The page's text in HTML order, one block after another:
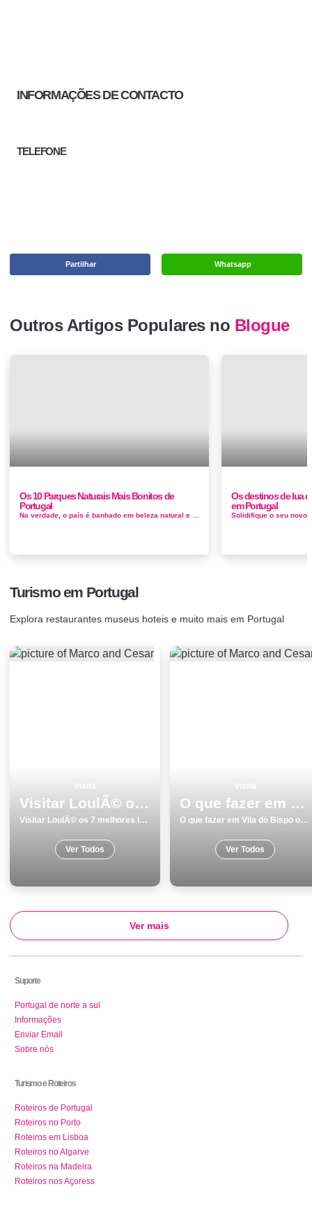
INFORMAÇÕES DE CONTACTO
TELEFONE
Whatsapp
Partilhar
Outros Artigos Populares no Blogue
Os 10 Parques Naturais Mais Bonitos de
Portugal
Na verdade, o país é banhado em beleza natural e há uma infinidade de panoramas inacreditáveis e pontos de vista apenas es...
Os destinos de lua
em Portugal
Turismo em Portugal
Explora restaurantes museus hoteis e muito mais em Portugal
Visitar LoulÃ© os 7 melhores locais
Visitar LoulÃ© os 7 melhores locais
Ver Todos
O que fazer em Vila do Bispo os 15 melhores sitios para visitar na cidade
O que fazer em Vila do Bispo os 15 melhores sitios para visitar na cidade
Ver Todos
Ver mais
Suporte
Portugal de norte a sul
Informações
Enviar Email
Sobre nós
Turismo e Roteiros
Roteiros de Portugal
Roteiros no Porto
Roteiros em Lisboa
Roteiros no Algarve
Roteiros na Madeira
Roteiros nos Açoress